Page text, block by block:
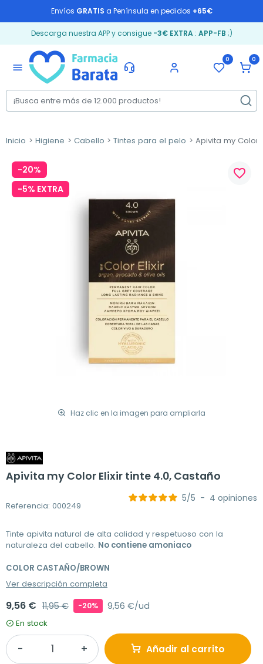
Envíos GRATIS a Península en pedidos +65€
Descarga nuestra APP y consigue -3€ EXTRA: APP-FB ;)
menu
0 0
Inicio Higiene Cabello Tintes para el pelo Apivita my Color
-20%
-5% EXTRA
Haz clic en la imagen para ampliarla
favorite_border
Apivita my Color Elixir tinte 4.0, Castaño
Referencia: 000249
5/5 - 4 opiniones
Tinte apivita natural de alta calidad y respetuoso con la
naturaleza del cabello. No contiene amoniaco
COLOR CASTAÑO/BROWN
Ver descripción completa
9,56 € 11,95 € -20% 9,56 €/ud
En stock
Añadir al carrito